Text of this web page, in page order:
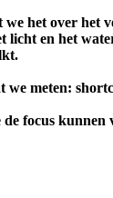
het over het
en het
we meten:
focus kunnen